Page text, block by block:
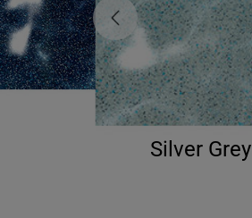
Silver Grey